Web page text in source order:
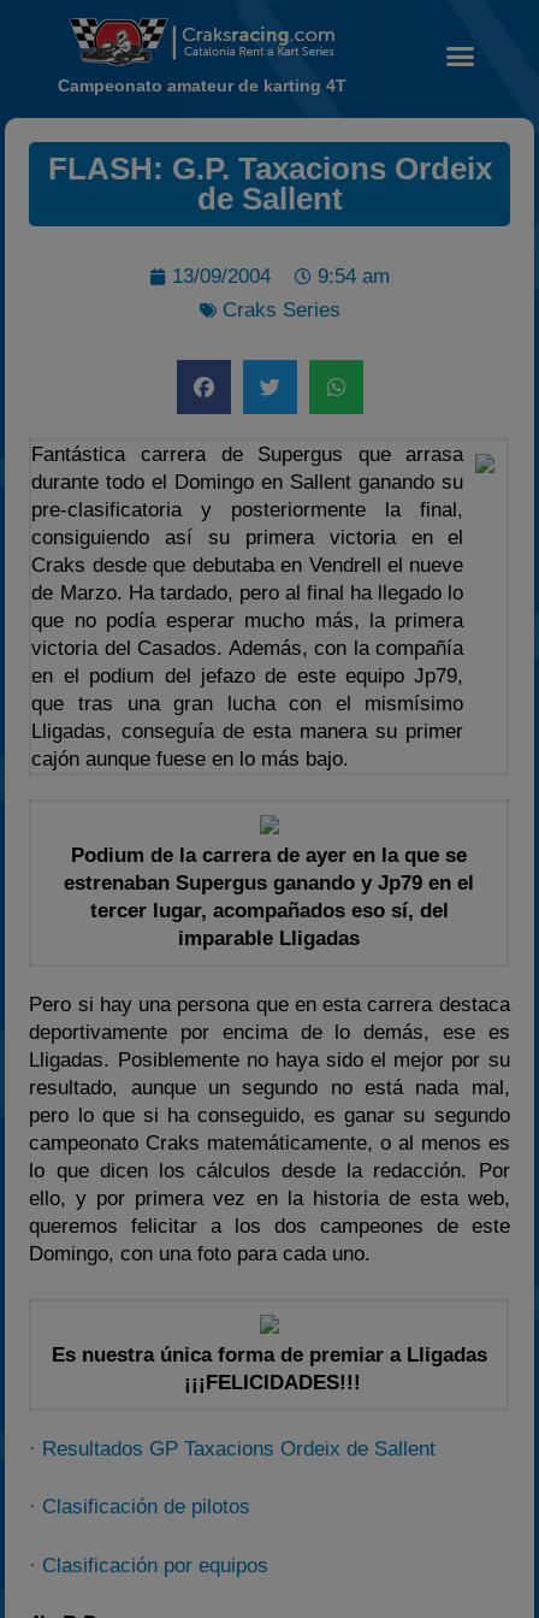
Noticias
Calendario
Carreras finalizadas
Campeonato
2022
2024
2025
Estadísticas
Preguntas Frecuentes
Campeonato amateur de karting 4T
FLASH: G.P. Taxacions Ordeix
de Sallent
13/09/2004
9:54 am
Craks Series
Fantástica carrera de Supergus que arrasa
durante todo el Domingo en Sallent ganando su
pre-clasificatoria y posteriormente la final,
consiguiendo así su primera victoria en el
Craks desde que debutaba en Vendrell el nueve
de Marzo. Ha tardado, pero al final ha llegado lo
que no podía esperar mucho más, la primera
victoria del Casados. Además, con la compañía
en el podium del jefazo de este equipo Jp79,
que tras una gran lucha con el mismísimo
Lligadas, conseguía de esta manera su primer
cajón aunque fuese en lo más bajo.
Podium de la carrera de ayer en la que se
estrenaban Supergus ganando y Jp79 en el
tercer lugar, acompañados eso sí, del
imparable Lligadas
Pero si hay una persona que en esta carrera destaca
deportivamente por encima de lo demás, ese es
Lligadas. Posiblemente no haya sido el mejor por su
resultado, aunque un segundo no está nada mal,
pero lo que si ha conseguido, es ganar su segundo
campeonato Craks matemáticamente, o al menos es
lo que dicen los cálculos desde la redacción. Por
ello, y por primera vez en la historia de esta web,
queremos felicitar a los dos campeones de este
Domingo, con una foto para cada uno.
Es nuestra única forma de premiar a Lligadas
¡¡¡FELICIDADES!!!
· Resultados GP Taxacions Ordeix de Sallent
· Clasificación de pilotos
· Clasificación por equipos